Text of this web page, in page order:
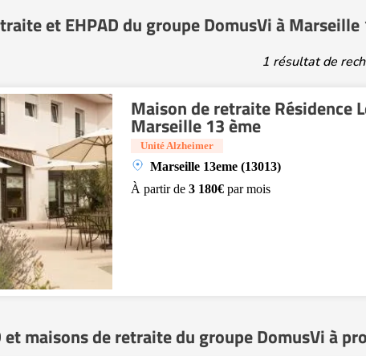
et EHPAD du groupe DomusVi à Marseille
1 résultat de
Maison de retraite Résidence
Marseille 13 ème
Unité Alzheimer
Marseille 13eme (13013)
À partir de 3 180€ par mois
et maisons de retraite du groupe DomusVi à